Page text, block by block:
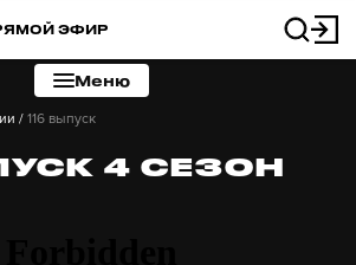
ЭФИР
Меню
/ 116 выпуск
4 СЕЗОН